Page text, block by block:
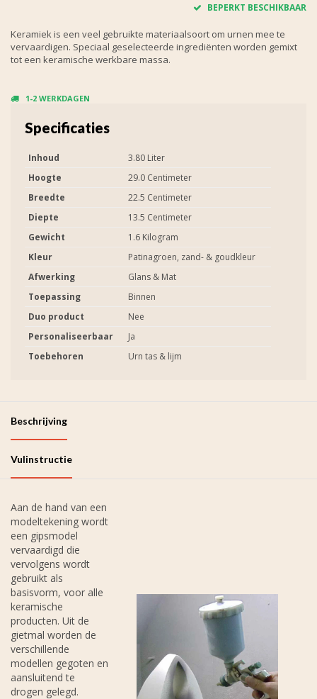
BEPERKT BESCHIKBAAR
Keramiek is een veel gebruikte materiaalsoort om urnen mee te
vervaardigen. Speciaal geselecteerde ingrediënten worden gemixt
tot een keramische werkbare massa.
1-2 WERKDAGEN
Specificaties
Inhoud
3.80 Liter
Hoogte
29.0 Centimeter
Breedte
22.5 Centimeter
Diepte
13.5 Centimeter
Gewicht
1.6 Kilogram
Kleur
Patinagroen, zand- & goudkleur
Afwerking
Glans & Mat
Toepassing
Binnen
Duo product
Nee
Personaliseerbaar
Ja
Toebehoren
Urn tas & lijm
Beschrijving
Vulinstructie
Aan de hand van een
modeltekening wordt
een gipsmodel
vervaardigd die
vervolgens wordt
gebruikt als
basisvorm, voor alle
keramische
producten. Uit de
gietmal worden de
verschillende
modellen gegoten en
aansluitend te
drogen gelegd.